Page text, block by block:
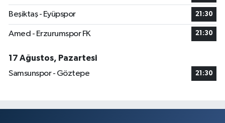
Beşiktaş - Eyüpspor 21:30
Amed - Erzurumspor FK 21:30
17 Ağustos, Pazartesi
Samsunspor - Göztepe
21:30